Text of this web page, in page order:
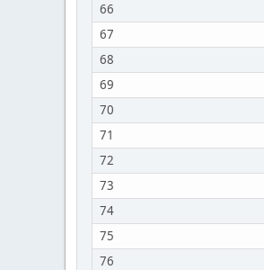
66
67
68
69
70
71
72
73
74
75
76